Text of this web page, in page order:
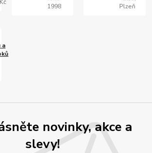
1998
Plzeň
a
novinky, akce a
slevy!